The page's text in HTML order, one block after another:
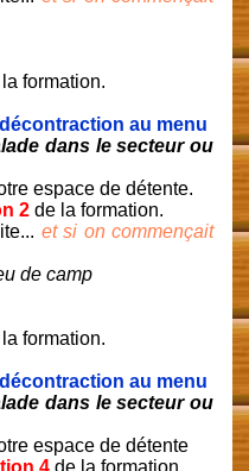
formation.
au menu
dans le secteur ou
espace de détente.
2de la formation.
et si on commençait
de camp
formation.
au menu
dans le secteur ou
espace de détente